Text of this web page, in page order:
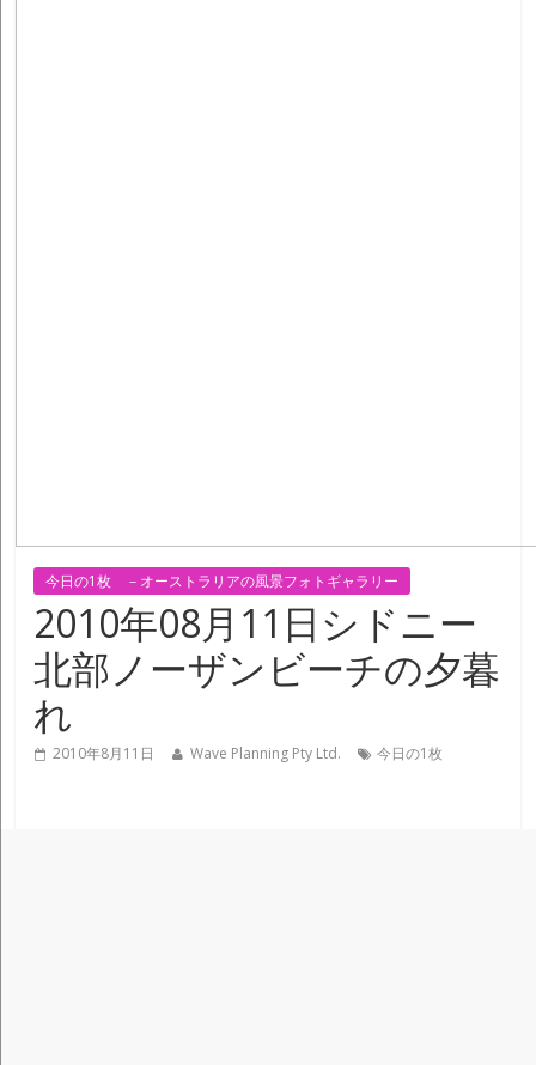
今日の1枚 －オーストラリアの風景フォトギャラリー
2010年08月11日シドニー
北部ノーザンビーチの夕暮
れ
2010年8月11日 Wave Planning Pty Ltd. 今日の1枚